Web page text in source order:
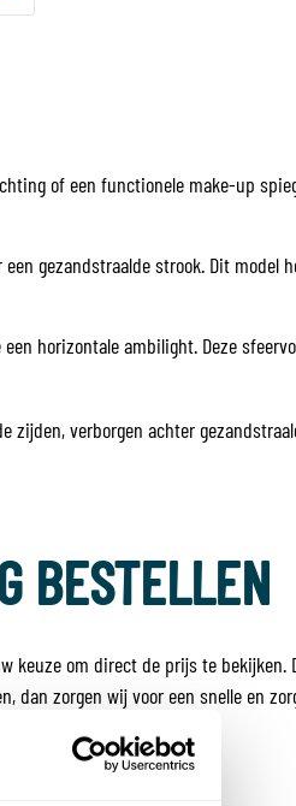
of een functionele make-up
gezandstraalde strook. Dit model
horizontale ambilight. Deze
verborgen achter
BESTELLEN
keuze om direct de prijs te bekijken.
dan zorgen wij voor een snelle en